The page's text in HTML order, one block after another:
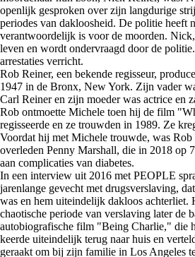
openlijk gesproken over zijn langdurige
periodes van dakloosheid. De politie heeft
verantwoordelijk is voor de moorden.
leven en wordt ondervraagd door de
arrestaties verricht.
Rob Reiner, een bekende regisseur,
1947 in de Bronx, New York. Zijn vader
Carl Reiner en zijn moeder was actrice en
Rob ontmoette Michele toen hij de film
regisseerde en ze trouwden in 1989. Ze
Voordat hij met Michele trouwde, was
overleden Penny Marshall, die in 2018 op
aan complicaties van diabetes.
In een interview uit 2016 met PEOPLE
jarenlange gevecht met drugsverslaving,
was en hem uiteindelijk dakloos achterliet.
chaotische periode van verslaving later de
autobiografische film "Being Charlie," die
keerde uiteindelijk terug naar huis en
geraakt om bij zijn familie in Los Angeles